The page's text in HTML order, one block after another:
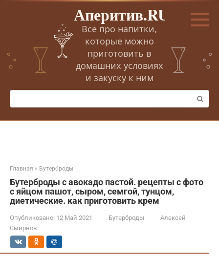
Перейти
Аперитив.RU
Все про напитки,
которые можно
приготовить в
домашних условиях
и закуску к ним
Поиск:
Главная » Бутерброды
Бутерброды с авокадо пастой. рецепты с фото
с яйцом пашот, сыром, семгой, тунцом,
диетические. как приготовить крем
Опубликовано: 12 Май 2021 Бутерброды
Алексей
Смирнов